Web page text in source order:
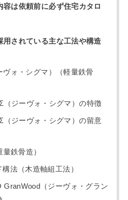
容は依頼前に必ず住宅カタロ
用されている主な工法や構造
ヴォ・シグマ）（軽量鉄骨
（ジーヴォ・シグマ）の特徴
（ジーヴォ・シグマ）の留意
鉄骨造）
法（木造軸組工法）
GranWood（ジーヴォ・グラン